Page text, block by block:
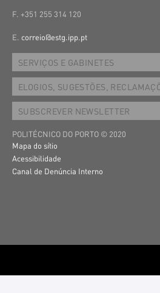
F. +351 255 314 120
E. correio@estg.ipp.pt
SERVIÇOS E GABINETES
ELOGIOS, SUGESTÕES,
SUBSCREVER NEWSLETTER
POLITÉCNICO DO PORTO © 2020
Mapa do sítio
Acessibilidade
Canal de Denúncia Interno